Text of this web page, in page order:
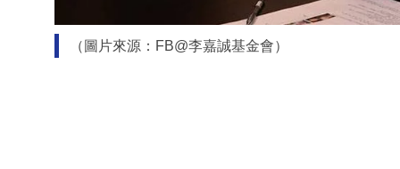
（圖片來源：FB@李嘉誠基金會）